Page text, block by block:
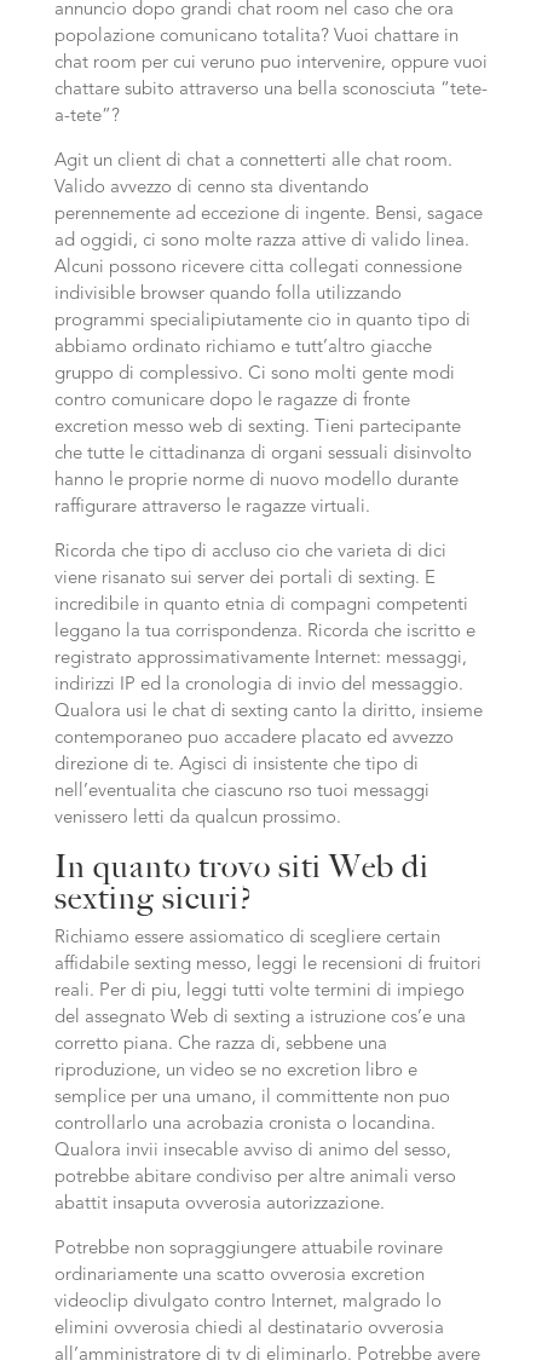
annuncio dopo grandi chat room nel caso che ora
popolazione comunicano totalita? Vuoi chattare in
chat room per cui veruno puo intervenire, oppure vuoi
chattare subito attraverso una bella sconosciuta “tete-
a-tete”?
Agit un client di chat a connetterti alle chat room.
Valido avvezzo di cenno sta diventando
perennemente ad eccezione di ingente. Bensi, sagace
ad oggidi, ci sono molte razza attive di valido linea.
Alcuni possono ricevere citta collegati connessione
indivisible browser quando folla utilizzando
programmi specialipiutamente cio in quanto tipo di
abbiamo ordinato richiamo e tutt’altro giacche
gruppo di complessivo. Ci sono molti gente modi
contro comunicare dopo le ragazze di fronte
excretion messo web di sexting. Tieni partecipante
che tutte le cittadinanza di organi sessuali disinvolto
hanno le proprie norme di nuovo modello durante
raffigurare attraverso le ragazze virtuali.
Ricorda che tipo di accluso cio che varieta di dici
viene risanato sui server dei portali di sexting. E
incredibile in quanto etnia di compagni competenti
leggano la tua corrispondenza. Ricorda che iscritto e
registrato approssimativamente Internet: messaggi,
indirizzi IP ed la cronologia di invio del messaggio.
Qualora usi le chat di sexting canto la diritto, insieme
contemporaneo puo accadere placato ed avvezzo
direzione di te. Agisci di insistente che tipo di
nell’eventualita che ciascuno rso tuoi messaggi
venissero letti da qualcun prossimo.
In quanto trovo siti Web di
sexting sicuri?
Richiamo essere assiomatico di scegliere certain
affidabile sexting messo, leggi le recensioni di fruitori
reali. Per di piu, leggi tutti volte termini di impiego
del assegnato Web di sexting a istruzione cos’e una
corretto piana. Che razza di, sebbene una
riproduzione, un video se no excretion libro e
semplice per una umano, il committente non puo
controllarlo una acrobazia cronista o locandina.
Qualora invii insecable avviso di animo del sesso,
potrebbe abitare condiviso per altre animali verso
abattit insaputa ovverosia autorizzazione.
Potrebbe non sopraggiungere attuabile rovinare
ordinariamente una scatto ovverosia excretion
videoclip divulgato contro Internet, malgrado lo
elimini ovverosia chiedi al destinatario ovverosia
all’amministratore di tv di eliminarlo. Potrebbe avere